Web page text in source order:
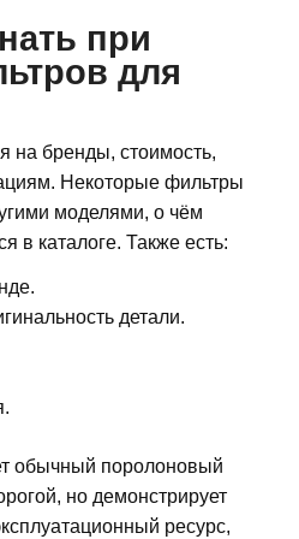
при
для
на бренды, стоимость,
Некоторые фильтры
моделями, о чём
в каталоге. Также есть:
детали.
обычный поролоновый
но демонстрирует
ресурс,